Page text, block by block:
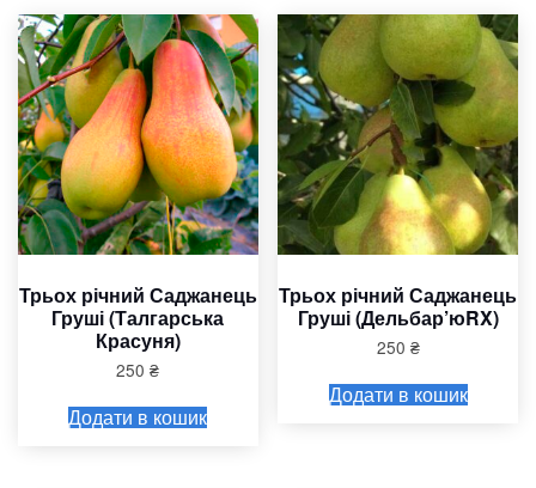
Трьох річний Саджанець
Груші (Талгарська
Красуня)
250₴
Додати в кошик
Трьох річний Саджанець
Груші (Дельбар’юRX)
250 ₴
Додати в кошик